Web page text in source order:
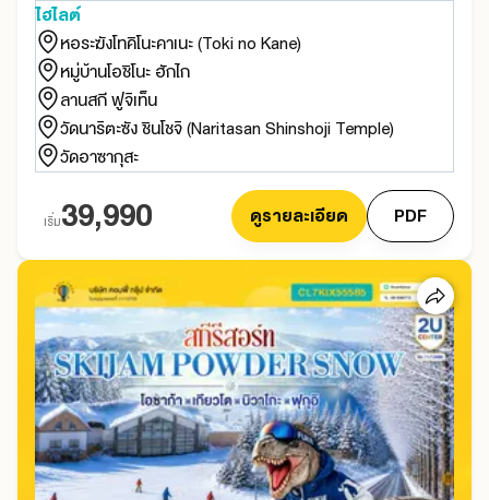
ไฮไลต์
หอระฆังโทคิโนะคาเนะ (Toki no Kane)
หมู่บ้านโอชิโนะ ฮักไก
ลานสกี ฟูจิเท็น
วัดนาริตะซัง ชินโชจิ (Naritasan Shinshoji Temple)
วัดอาซากุสะ
เริ่ม39,990 ดูรายละเอียด PDF